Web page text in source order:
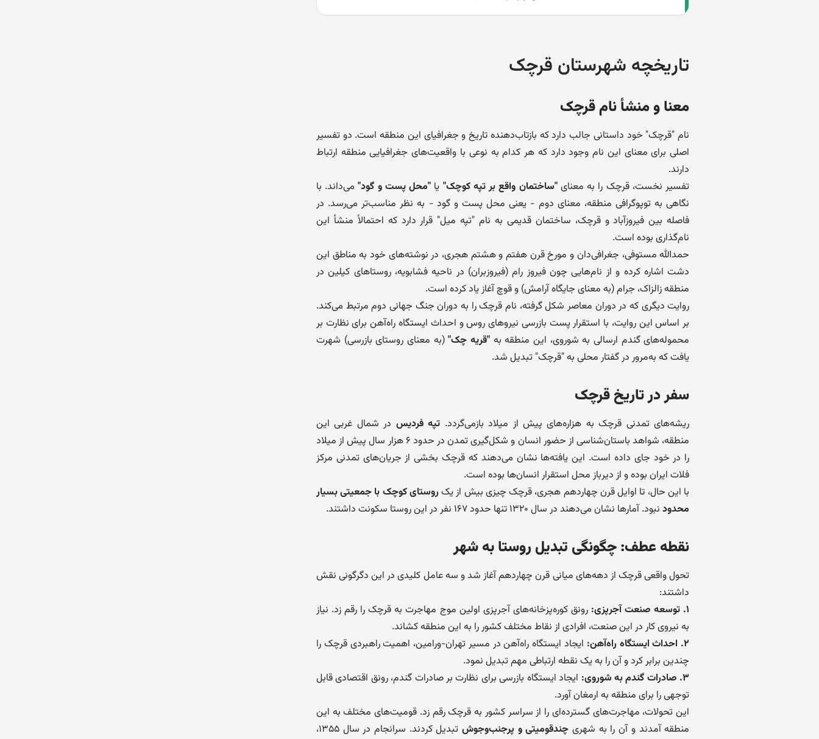
تاریخچه شهرستان قرچک
معنا و منشأ نام قرچک
نام "قرچک" خود داستانی جالب دارد که بازتاب‌دهنده تاریخ و جغرافیای این منطقه است. دو تفسیر
اصلی برای معنای این نام وجود دارد که هر کدام به نوعی با واقعیت‌های جغرافیایی منطقه ارتباط
دارند.
تفسیر نخست، قرچک را به معنای"ساختمان واقع بر تپه کوچک" یا "محل پست و گود"می‌داند. با
نگاهی به توپوگرافی منطقه، معنای دوم - یعنی محل پست و گود - به نظر مناسب‌تر می‌رسد. در
فاصله بین فیروزآباد و قرچک، ساختمان قدیمی به نام "تپه میل" قرار دارد که احتمالاً منشأ این
نام‌گذاری بوده است.
حمدالله مستوفی، جغرافی‌دان و مورخ قرن هفتم و هشتم هجری، در نوشته‌های خود به مناطق این
دشت اشاره کرده و از نام‌هایی چون فیروز رام (فیروزبران) در ناحیه فشابویه، روستاهای کیلین در
منطقه زالزاک، جرام (به معنای جایگاه آرامش) و قوچ آغاز یاد کرده است.
روایت دیگری که در دوران معاصر شکل گرفته، نام قرچک را به دوران جنگ جهانی دوم مرتبط می‌کند.
بر اساس این روایت، با استقرار پست بازرسی نیروهای روس و احداث ایستگاه راه‌آهن برای نظارت بر
محموله‌های گندم ارسالی به شوروی، این منطقه به"قریه چک"(به معنای روستای بازرسی) شهرت
یافت که به‌مرور در گفتار محلی به "قرچک" تبدیل شد.
سفر در تاریخ قرچک
ریشه‌های تمدنی قرچک به هزاره‌های پیش از میلاد بازمی‌گردد. تپه فردیس در شمال غربی این
منطقه، شواهد باستان‌شناسی از حضور انسان و شکل‌گیری تمدن در حدود ۶ هزار سال پیش از میلاد
را در خود جای داده است. این یافته‌ها نشان می‌دهند که قرچک بخشی از جریان‌های تمدنی مرکز
فلات ایران بوده و از دیرباز محل استقرار انسان‌ها بوده است.
با این حال، تا اوایل قرن چهاردهم هجری، قرچک چیزی بیش از یکروستای کوچک با جمعیتی بسیار
محدودنبود. آمارها نشان می‌دهند در سال ۱۳۲۰ تنها حدود ۱۶۷ نفر در این روستا سکونت داشتند.
نقطه عطف: چگونگی تبدیل روستا به شهر
تحول واقعی قرچک از دهه‌های میانی قرن چهاردهم آغاز شد و سه عامل کلیدی در این دگرگونی نقش
داشتند:
۱. توسعه صنعت آجرپزی:
رونق کوره‌پزخانه‌های آجرپزی اولین موج مهاجرت به قرچک را رقم زد. نیاز
به نیروی کار در این صنعت، افرادی از نقاط مختلف کشور را به این منطقه کشاند.
۲. احداث ایستگاه راه‌آهن:
ایجاد ایستگاه راه‌آهن در مسیر تهران-ورامین، اهمیت راهبردی قرچک را
چندین برابر کرد و آن را به یک نقطه ارتباطی مهم تبدیل نمود.
۳. صادرات گندم به شوروی:
ایجاد ایستگاه بازرسی برای نظارت بر صادرات گندم، رونق اقتصادی قابل
توجهی را برای منطقه به ارمغان آورد.
این تحولات، مهاجرت‌های گسترده‌ای را از سراسر کشور به قرچک رقم زد. قومیت‌های مختلف به این
منطقه آمدند و آن را به شهری چندقومیتی و پرجنب‌وجوش
تبدیل کردند. سرانجام در سال ۱۳۵۵،